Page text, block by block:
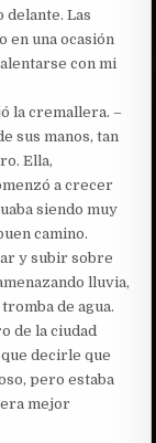
delante. Las
en una ocasión
con mi
la cremallera. –
sus manos, tan
Ella,
a crecer
siendo muy
camino.
y subir sobre
lluvia,
de agua.
de la ciudad
decirle que
pero estaba
mejor